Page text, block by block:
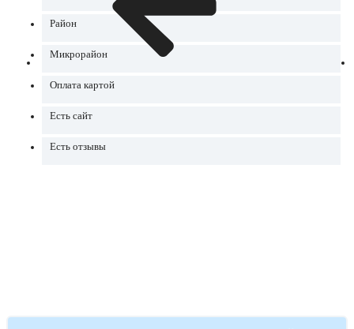
Район
Микрорайон
Оплата картой
Есть сайт
Есть отзывы